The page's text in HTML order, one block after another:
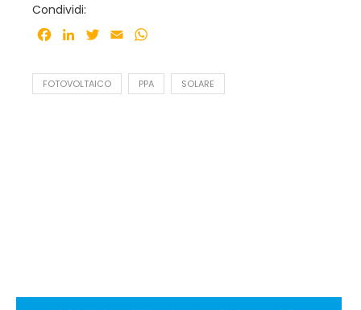
Condividi:
Facebook
LinkedInTwitter
Email
FOTOVOLTAICO PPA SOLARE